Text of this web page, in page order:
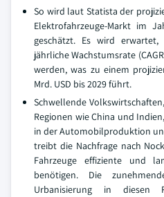
So wird laut Statista der
Elektrofahrzeuge-Markt im
geschätzt. Es wird
jährliche Wachstumsrate
werden, was zu einem
Mrd. USD bis 2029 führt.
Schwellende
Regionen wie China und
in der Automobilproduktion
treibt die Nachfrage nach
Fahrzeuge effiziente und
benötigen. Die
Urbanisierung in diesen